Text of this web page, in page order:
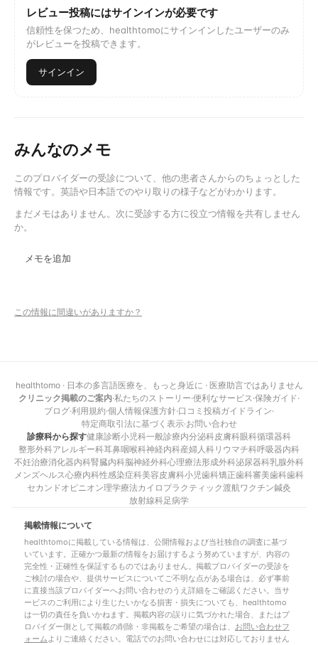
レビュー投稿にはサインインが必要です
信頼性を保つため、healthtomoにサインインしたユーザーのみ
がレビューを投稿できます。
サインイン
みんなのメモ
このプロバイダーの受診について、他の患者さんからのちょっとした
情報です。英語や日本語でのやり取りの様子などがわかります。
まだメモはありません。次に受診する方に役立つ情報を共有しません
か。
メモを追加
この情報に間違いがありますか？
healthtomo · 日本の多言語医療を、もっと身近に · 医療助言ではありません
クリニック掲載のご案内·私たちのストーリー·便利なサービス·保険ガイド·
ブログ·利用規約·個人情報保護方針·口コミ投稿ガイドライン·
特定商取引法に基づく表示·お問い合わせ
診療科から探す健康診断小児科一般診療内分泌科皮膚科眼科循環器科
整形外科アレルギー科耳鼻咽喉科神経内科産婦人科 リウマチ科呼吸器内科
不妊治療消化器内科腎臓内科脳神経外科心理療法形成外科泌尿器科乳腺外科
メンズヘルス心療内科性感染症科美容皮膚科小児歯科矯正歯科審美歯科歯科
セカンドオピニオン理学療法カイロプラクティック渡航ワクチン鍼灸
放射線科足病学
掲載情報について
healthtomoに掲載している情報は、公開情報および当社独自の調査に基づ
いています。正確かつ最新の情報をお届けするよう努めていますが、内容の
完全性・正確性を保証するものではありません。掲載プロバイダーの受診を
ご検討の場合や、提供サービスについてご不明な点がある場合は、必ず事前
に直接当該プロバイダーへお問い合わせのうえ詳細をご確認ください。当サ
ービスのご利用により生じたいかなる損害・損失についても、healthtomo
は一切の責任を負いかねます。掲載内容の誤りに気づかれた場合、またはプ
ロバイダー側として掲載の削除・非掲載をご希望の場合は、 お問い合わせフ
ォームよりご連絡ください。電話でのお問い合わせには対応しておりません